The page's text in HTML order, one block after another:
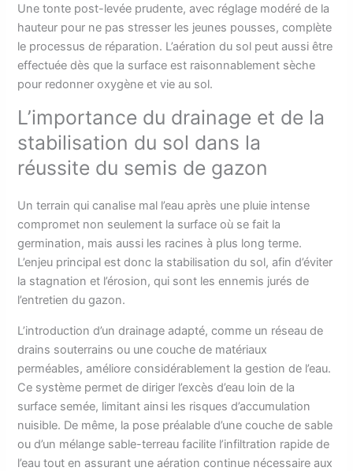
Une tonte post-levée prudente, avec réglage modéré de la
hauteur pour ne pas stresser les jeunes pousses, complète
le processus de réparation. L’aération du sol peut aussi être
effectuée dès que la surface est raisonnablement sèche
pour redonner oxygène et vie au sol.
L’importance du drainage et de la
stabilisation du sol dans la
réussite du semis de gazon
Un terrain qui canalise mal l’eau après une pluie intense
compromet non seulement la surface où se fait la
germination, mais aussi les racines à plus long terme.
L’enjeu principal est donc la stabilisation du sol, afin d’éviter
la stagnation et l’érosion, qui sont les ennemis jurés de
l’entretien du gazon.
L’introduction d’un drainage adapté, comme un réseau de
drains souterrains ou une couche de matériaux
perméables, améliore considérablement la gestion de l’eau.
Ce système permet de diriger l’excès d’eau loin de la
surface semée, limitant ainsi les risques d’accumulation
nuisible. De même, la pose préalable d’une couche de sable
ou d’un mélange sable-terreau facilite l’infiltration rapide de
l’eau tout en assurant une aération continue nécessaire aux